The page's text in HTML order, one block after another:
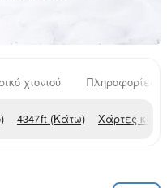
χιονιού Πληροφορίες
4347ft (Κάτω) Χάρτες